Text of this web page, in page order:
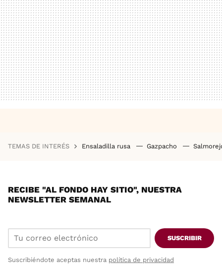
TEMAS DE INTERÉS Ensaladilla rusa Gazpacho
RECIBE "AL FONDO HAY SITIO", NUESTRA
NEWSLETTER SEMANAL
SUSCRIBIR
Suscribiéndote aceptas nuestra política de privacidad